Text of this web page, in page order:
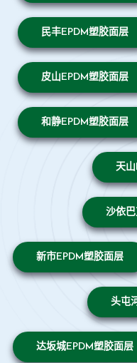
民丰EPDM塑胶面层
皮山EPDM塑胶面层
和静EPDM塑胶面层
天
沙依
新市EPDM塑胶面层
头屯
达坂城EPDM塑胶面层